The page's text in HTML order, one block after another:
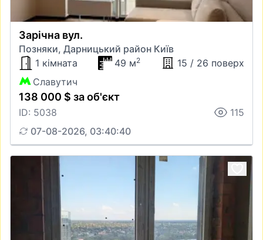
Зарічна вул.
Позняки, Дарницький район Київ
1 кімната
49 м2
15 / 26 поверх
Славутич
138 000 $ за об'єкт
ID: 5038
115
07-08-2026, 03:40:40